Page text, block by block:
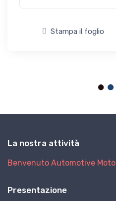
Stampa il foglio
La nostra attività
Benvenuto Automotive Moto
Presentazione